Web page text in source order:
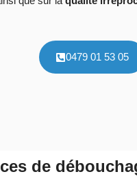
0479 01 53 05
de